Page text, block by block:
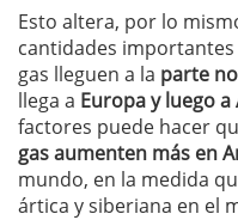
Esto altera, por lo
cantidades
gas lleguen a la parte
llega a Europa y luego a
factores puede hacer
gas aumenten más en
mundo, en la medida
ártica y siberiana en el